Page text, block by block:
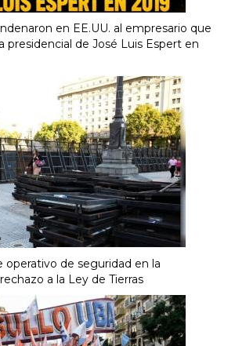
en EE.UU. al empresario que
presidencial de José Luis Espert en
operativo de seguridad en la
a la Ley de Tierras